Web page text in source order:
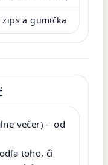
zips a gumička
večer) – od
toho, či